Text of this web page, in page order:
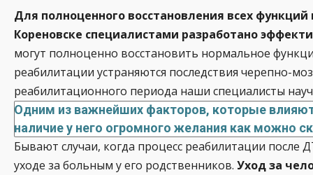
Для полноценного восстановления всех
Кореновске специалистами разработано
могут полноценно восстановить нормальное
реабилитации устраняются последствия черепно-
реабилитационного периода наши специалисты
Одним из важнейших факторов, которые
наличие у него огромного желания как можно
Бывают случаи, когда процесс реабилитации
уходе за больным у его родственников. Уход за